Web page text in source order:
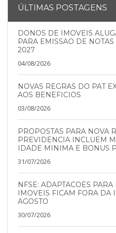
ÚLTIMAS POSTAGENS
DONOS DE IMOVEIS
PARA EMISSAO DE
2027
04/08/2026
NOVAS REGRAS DO PAT
AOS BENEFICIOS
03/08/2026
PROPOSTAS PARA NOVA
PREVIDENCIA INCLUEM
IDADE MINIMA E BONUS
31/07/2026
NFSE: ADAPTACOES
IMOVEIS FICAM FORA DA
AGOSTO
30/07/2026